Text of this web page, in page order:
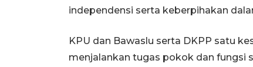
independensi serta keberpihakan
KPU dan Bawaslu serta DKPP satu
menjalankan tugas pokok dan fungsi